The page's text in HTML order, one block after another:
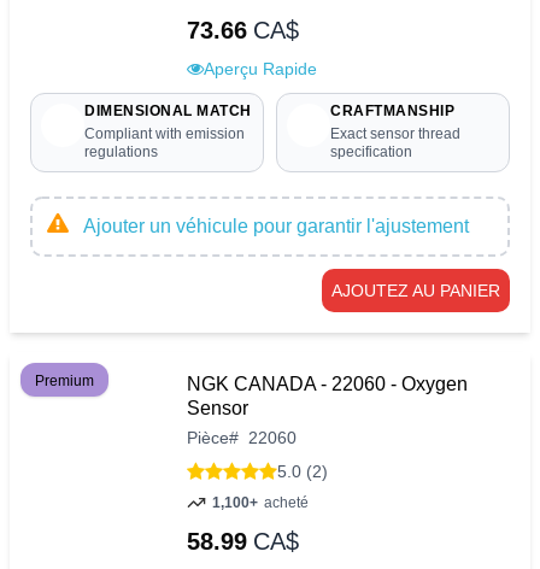
73.66 CA$
Aperçu Rapide
DIMENSIONAL MATCH
Compliant with emission
regulations
CRAFTMANSHIP
Exact sensor thread
specification
Ajouter un véhicule pour garantir l'ajustement
AJOUTEZ AU PANIER
Premium
NGK CANADA - 22060 - Oxygen
Sensor
Pièce# 22060
5.0 (2)
1,100+ acheté
58.99 CA$